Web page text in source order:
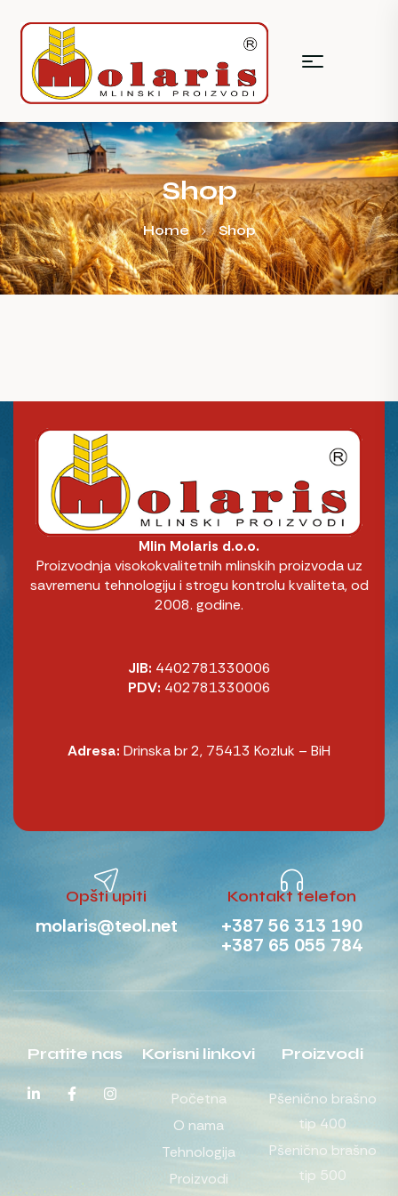
Shop
Home Shop
Mlin Molaris d.o.o.
Proizvodnja visokokvalitetnih mlinskih proizvoda uz
savremenu tehnologiju i strogu kontrolu kvaliteta, od
2008. godine.
JIB: 4402781330006
PDV: 402781330006
Adresa: Drinska br 2, 75413 Kozluk – BiH
Opšti upiti
molaris@teol.net
Kontakt telefon
+387 56 313 190
+387 65 055 784
Korisni linkovi
Početna
O nama
Tehnologija
Proizvodi
Proizvodi
Pšenično brašno
tip 400
Pšenično brašno
tip 500
Pratite nas